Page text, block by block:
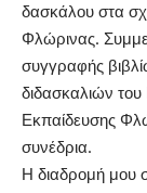
δασκάλου στα
Φλώρινας.
συγγραφής
διδασκαλιών
Εκπαίδευσης
συνέδρια.
Η διαδρομή μου